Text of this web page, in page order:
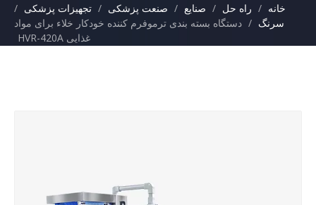
خانه / راه حل / صنایع / صنعت پزشکی / تجهیزات پزشکی /
سرنگ / دستگاه بسته بندی ترموفرم کننده خودکار خلاء برای مواد
غذایی HVR-420A